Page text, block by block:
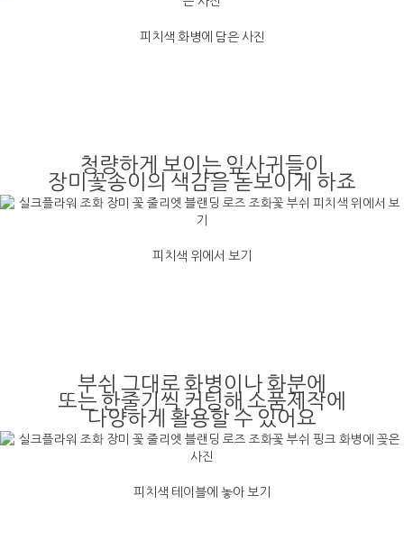
피치색 화병에 담은 사진
청량하게 보이는 잎사귀들이
장미꽃송이의 색감을 돋보이게 하죠
피치색 위에서 보기
부쉬 그대로 화병이나 화분에
또는 한줄기씩 커팅해 소품제작에
다양하게 활용할 수 있어요
피치색 테이블에 놓아 보기